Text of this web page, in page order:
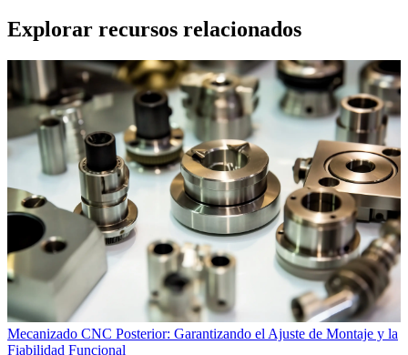
Explorar recursos relacionados
Mecanizado CNC Posterior: Garantizando el Ajuste de Montaje y la
Fiabilidad Funcional